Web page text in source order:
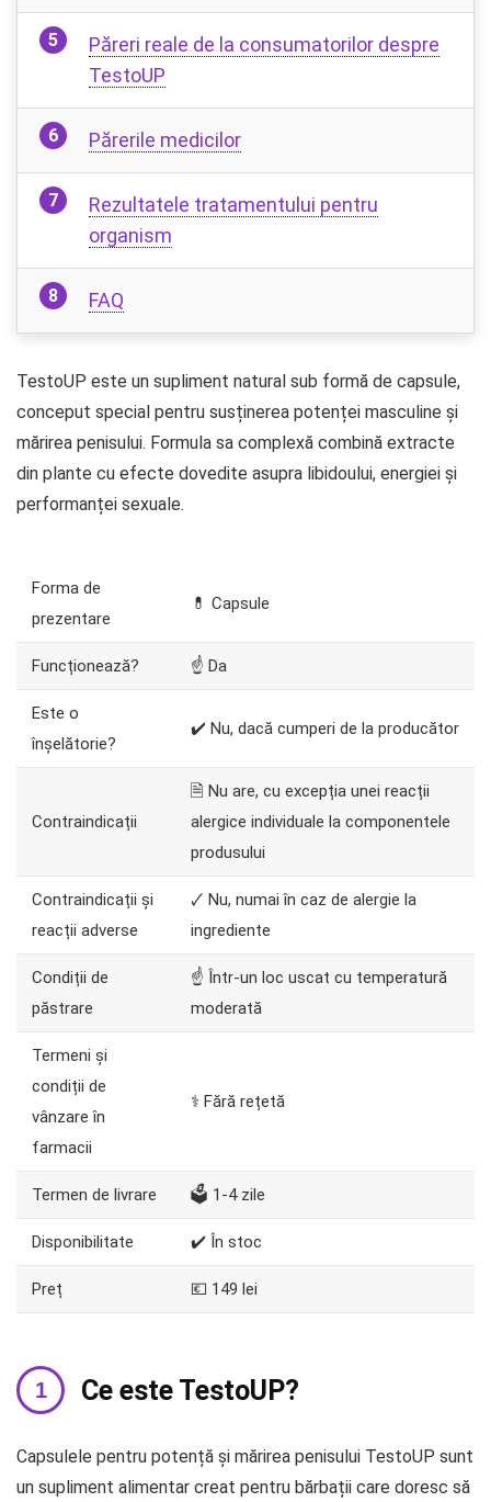
Păreri reale de la consumatorilor despre
TestoUP
Părerile medicilor
Rezultatele tratamentului pentru
organism
FAQ
TestoUP este un supliment natural sub formă de capsule,
conceput special pentru susținerea potenței masculine și
mărirea penisului. Formula sa complexă combină extracte
din plante cu efecte dovedite asupra libidoului, energiei și
performanței sexuale.
Forma de
prezentare
💊 Capsule
Funcționează? ☝ Da
Este o
înșelătorie?
✔️ Nu, dacă cumperi de la producător
Contraindicații
🗎 Nu are, cu excepția unei reacții
alergice individuale la componentele
produsului
Contraindicații și
reacții adverse
🗸 Nu, numai în caz de alergie la
ingrediente
Condiții de
păstrare
☝ Într-un loc uscat cu temperatură
moderată
Termeni și
condiții de
vânzare în
farmacii
⚕️ Fără rețetă
Termen de livrare 🗳️ 1-4 zile
Disponibilitate ✔️ În stoc
Preț 💶 149 lei
Ce este TestoUP?
Capsulele pentru potență și mărirea penisului TestoUP sunt
un supliment alimentar creat pentru bărbații care doresc să